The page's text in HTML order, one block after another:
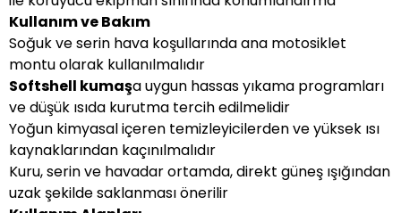
Kullanım ve Bakım
Soğuk ve serin hava koşullarında ana motosiklet
montu olarak kullanılmalıdır
Softshell kumaşa uygun hassas yıkama programları
ve düşük ısıda kurutma tercih edilmelidir
Yoğun kimyasal içeren temizleyicilerden ve yüksek ısı
kaynaklarından kaçınılmalıdır
Kuru, serin ve havadar ortamda, direkt güneş ışığından
uzak şekilde saklanması önerilir